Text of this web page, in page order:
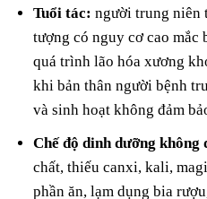
Tuổi tác: người trung niên
tượng có nguy cơ cao mắc
quá trình lão hóa xương
khi bản thân người bệnh
và sinh hoạt không đảm
Chế độ dinh dưỡng không
chất, thiếu canxi, kali,
phần ăn, lạm dụng bia